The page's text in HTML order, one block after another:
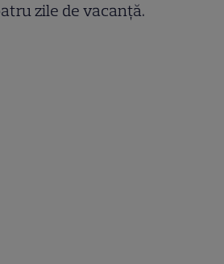
zile de vacanță.